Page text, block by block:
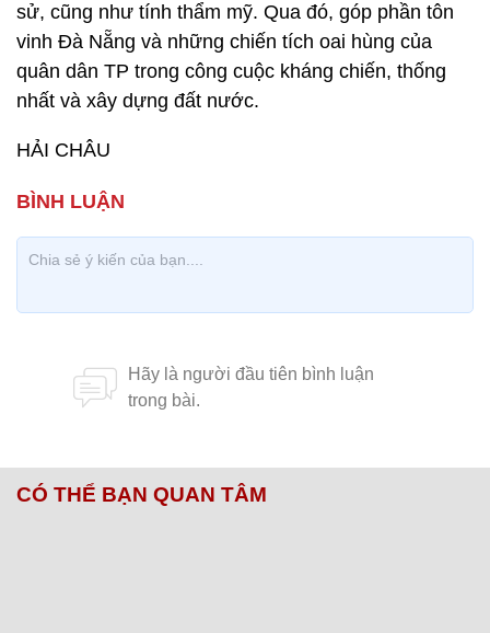
sử, cũng như tính thẩm mỹ. Qua đó, góp phần tôn
vinh Đà Nẵng và những chiến tích oai hùng của
quân dân TP trong công cuộc kháng chiến, thống
nhất và xây dựng đất nước.
HẢI CHÂU
CÓ THỂ BẠN QUAN TÂM